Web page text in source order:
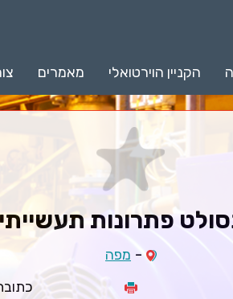
הקניין הוירטואלי מאמרים
פתרונות
- מפה